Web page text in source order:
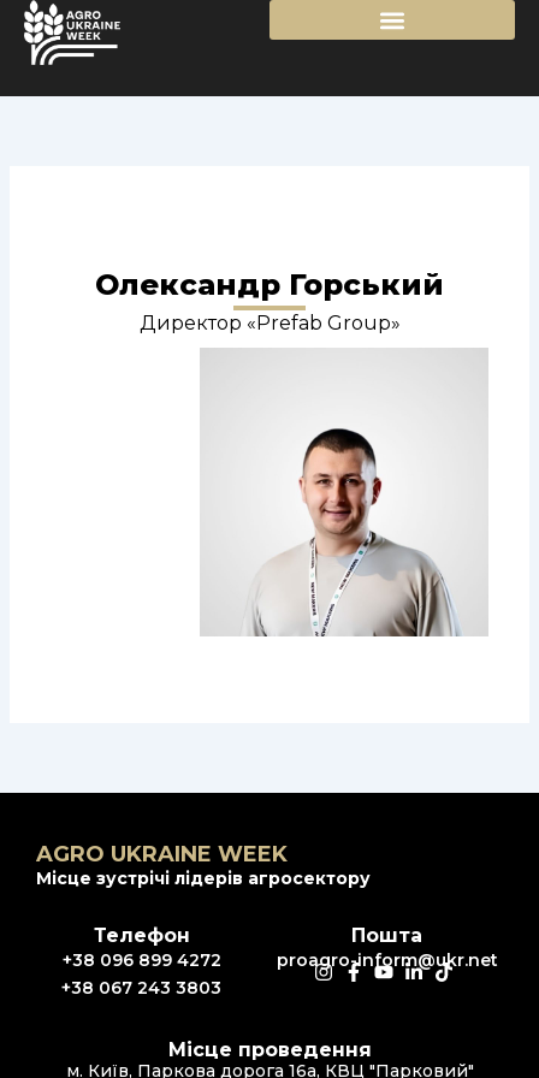
Перейти
вмісту
Олександр Горський
Директор «Prefab Group»
AGRO UKRAINE WEEK
Місце зустрічі лідерів агросектору
Телефон
+38 096 899 4272
+38 067 243 3803
Пошта
proagro-inform@ukr.net
Місце проведення
м. Київ, Паркова дорога 16а, КВЦ "Парковий"